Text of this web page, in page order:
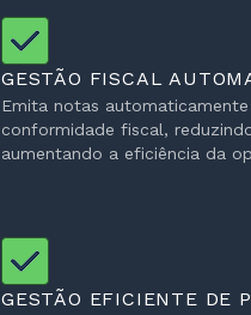
GESTÃO FISCAL
Emita notas
conformidade fiscal,
aumentando a eficiência da
GESTÃO EFICIENTE DE